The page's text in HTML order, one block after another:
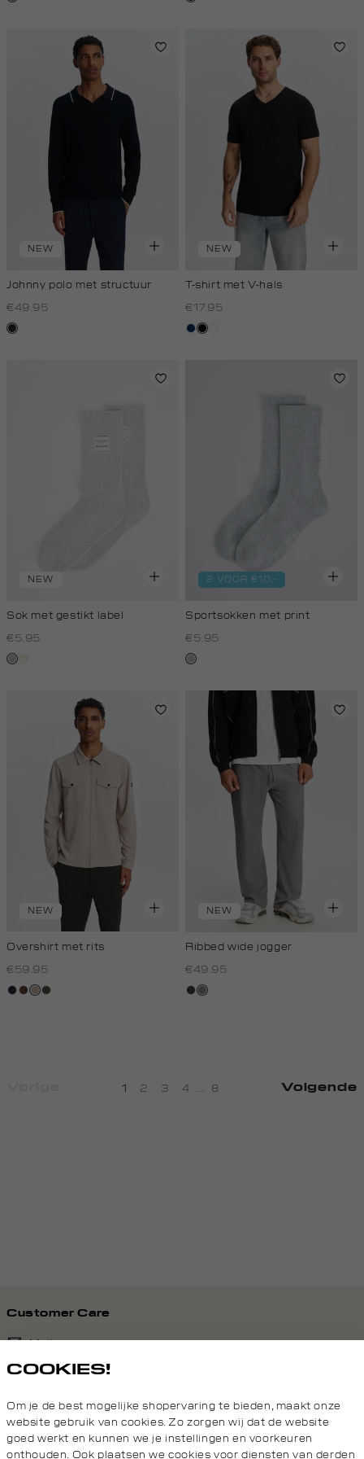
NEW
Johnny polo met structuur
€49.95
blauw,
NEW
T-shirt met V-hals
€17.95
donkerblauw
zwart
NEW
Sok met gestikt label
€5.95
grijs,
2 VOOR €10,-
Sportsokken met print
€5.95
grijs,
melee
NEW
Overshirt met rits
€59.95
blauw,
donkerbruin
kit,donkerkhaki
NEW
Ribbed wide jogger
€49.95
choco
middengrijs
1 2 3 4 ... 8 Volgende
Customer Care
Mail ons
Van maandag t/m vrijdag van 8.30 uur tot 18.00 uur.
COOKIES!
Om je de best mogelijke shopervaring te bieden, maakt onze
website gebruik van cookies. Zo zorgen wij dat de website
goed werkt en kunnen we je instellingen en voorkeuren
onthouden. Ook plaatsen we cookies voor diensten van derden